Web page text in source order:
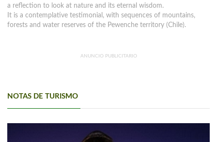
a reflection to look at nature and its eternal wisdom.
It is a contemplative testimonial, with sequences of mountains,
forests and water reserves of the Pewenche territory (Chile).
ANUNCIO PUBLICITARIO
NOTAS DE TURISMO